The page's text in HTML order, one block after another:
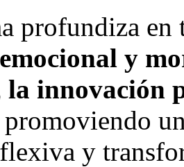
profundiza en
y
innovación
promoviendo
y